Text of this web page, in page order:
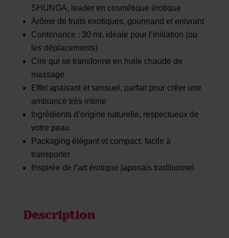
SHUNGA, leader en cosmétique érotique
Arôme de fruits exotiques, gourmand et enivrant
Contenance : 30 ml, idéale pour l’initiation (ou
les déplacements)
Cire qui se transforme en huile chaude de
massage
Effet apaisant et sensuel, parfait pour créer une
ambiance très intime
Ingrédients d’origine naturelle, respectueux de
votre peau
Packaging élégant et compact, facile à
transporter
Inspirée de l’art érotique japonais traditionnel
Description